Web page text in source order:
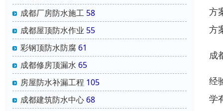
成都厂房防水施工 58
成都屋顶防水作业 55
彩钢顶防水防腐 61
成都修房顶漏水 65
房屋防水补漏工程 105
成都建筑防水中心 68
方
方
成
经
学